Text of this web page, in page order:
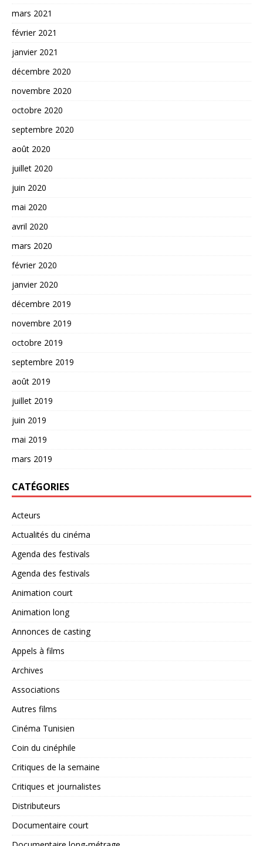
mars 2021
février 2021
janvier 2021
décembre 2020
novembre 2020
octobre 2020
septembre 2020
août 2020
juillet 2020
juin 2020
mai 2020
avril 2020
mars 2020
février 2020
janvier 2020
décembre 2019
novembre 2019
octobre 2019
septembre 2019
août 2019
juillet 2019
juin 2019
mai 2019
mars 2019
CATÉGORIES
Acteurs
Actualités du cinéma
Agenda des festivals
Agenda des festivals
Animation court
Animation long
Annonces de casting
Appels à films
Archives
Associations
Autres films
Cinéma Tunisien
Coin du cinéphile
Critiques de la semaine
Critiques et journalistes
Distributeurs
Documentaire court